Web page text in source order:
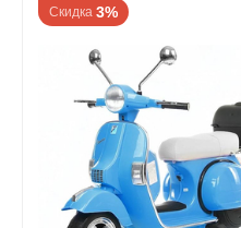
Скидка 60%